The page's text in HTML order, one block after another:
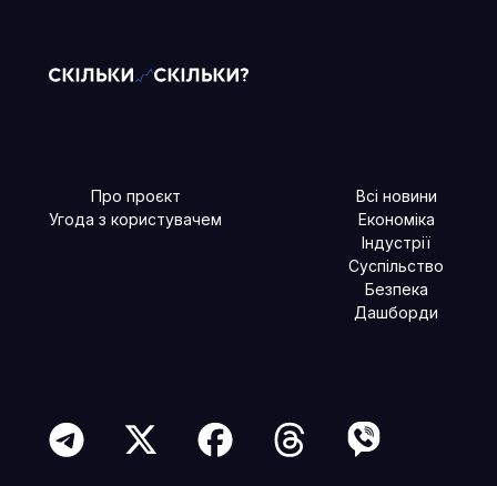
Про проєкт
Угода з користувачем
Всі новини
Економіка
Індустрії
Суспільство
Безпека
Дашборди
Читайте більше в наших соцмережах